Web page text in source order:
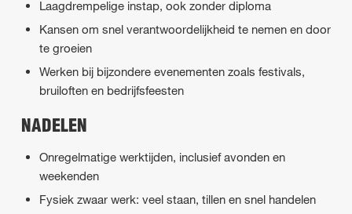
Laagdrempelige instap, ook zonder diploma
Kansen om snel verantwoordelijkheid te nemen en door
te groeien
Werken bij bijzondere evenementen zoals festivals,
bruiloften en bedrijfsfeesten
NADELEN
Onregelmatige werktijden, inclusief avonden en
weekenden
Fysiek zwaar werk: veel staan, tillen en snel handelen